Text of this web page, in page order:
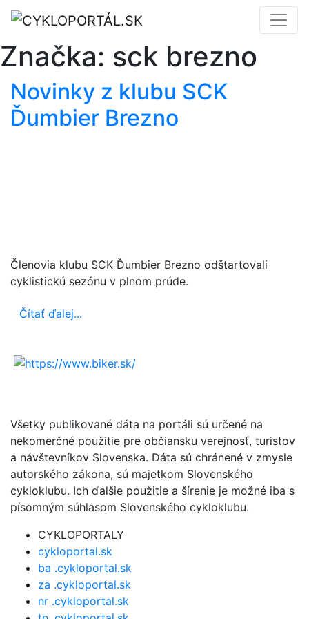
Značka: sck brezno
Novinky z klubu SCK
Ďumbier Brezno
Členovia klubu SCK Ďumbier Brezno odštartovali
cyklistickú sezónu v plnom prúde.
Čítať ďalej...
Všetky publikované dáta na portáli sú určené na
nekomerčné použitie pre občiansku verejnosť, turistov
a návštevníkov Slovenska. Dáta sú chránené v zmysle
autorského zákona, sú majetkom Slovenského
cykloklubu. Ich ďalšie použitie a šírenie je možné iba s
písomným súhlasom Slovenského cykloklubu.
CYKLOPORTALY
cykloportal.sk
ba .cykloportal.sk
za .cykloportal.sk
nr .cykloportal.sk